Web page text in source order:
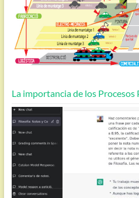
La importancia de los Procesos